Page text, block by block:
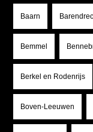
Baarn
Bemmel
Berkel en Rodenrijs
Boven-Leeuwen